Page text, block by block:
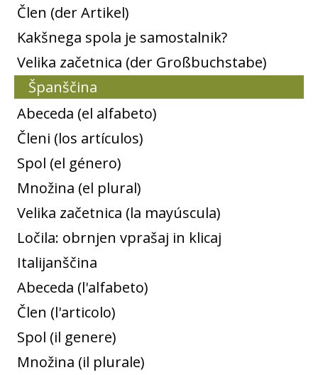
Člen (der Artikel)
Kakšnega spola je samostalnik?
Velika začetnica (der Großbuchstabe)
Španščina
Abeceda (el alfabeto)
Členi (los artículos)
Spol (el género)
Množina (el plural)
Velika začetnica (la mayúscula)
Ločila: obrnjen vprašaj in klicaj
Italijanščina
Abeceda (l'alfabeto)
Člen (l'articolo)
Spol (il genere)
Množina (il plurale)